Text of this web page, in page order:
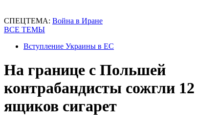
СПЕЦТЕМА: Война в Иране
ВСЕ ТЕМЫ
Вступление Украины в ЕС
На границе с Польшей
контрабандисты сожгли 12
ящиков сигарет